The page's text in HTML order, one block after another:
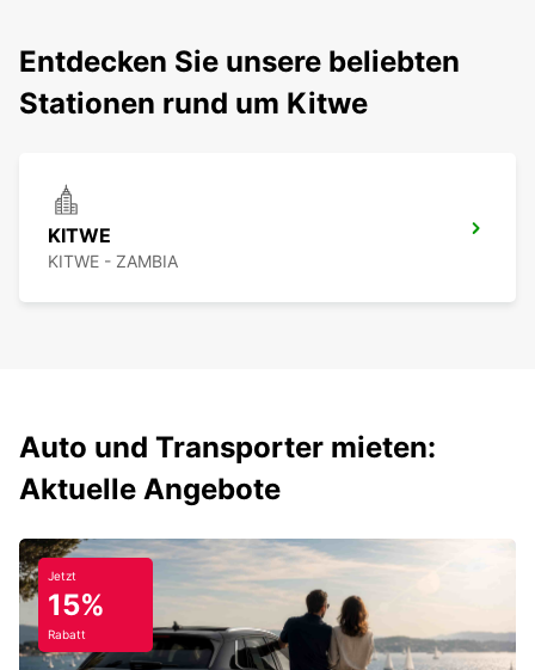
Entdecken Sie unsere beliebten
Stationen rund um Kitwe
KITWE
KITWE - ZAMBIA
Auto und Transporter mieten:
Aktuelle Angebote
Jetzt
15%
Rabatt